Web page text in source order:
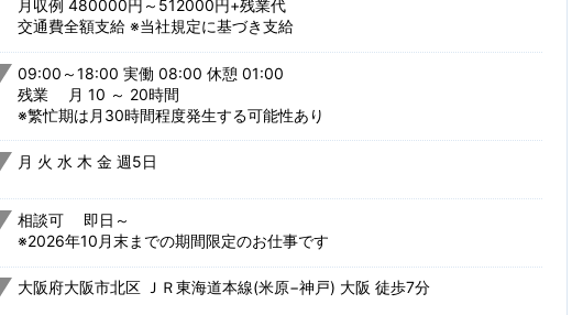
月収例 480000円～512000円+残業代
交通費全額支給 ※当社規定に基づき支給
09:00～18:00 実働 08:00 休憩 01:00
残業 月 10 ～ 20時間
※繁忙期は月30時間程度発生する可能性あり
月 火 水 木 金 週5日
相談可 即日～
※2026年10月末までの期間限定のお仕事です
大阪府大阪市北区 ＪＲ東海道本線(米原−神戸) 大阪 徒歩7分